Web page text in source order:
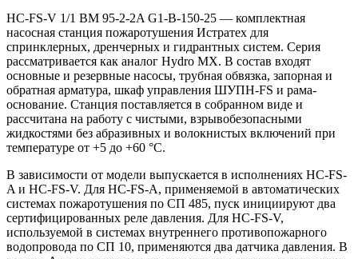
HC-FS-V 1/1 BM 95-2-2A G1-B-150-25 — комплектная
насосная станция пожаротушения Истратех для
спринклерных, дренчерных и гидрантных систем. Серия
рассматривается как аналог Hydro MX. В состав входят
основные и резервные насосы, трубная обвязка, запорная и
обратная арматура, шкаф управления ШУПН-FS и рама-
основание. Станция поставляется в собранном виде и
рассчитана на работу с чистыми, взрывобезопасными
жидкостями без абразивных и волокнистых включений при
температуре от +5 до +60 °С.
В зависимости от модели выпускается в исполнениях HC-FS-
A и HC-FS-V. Для HC-FS-A, применяемой в автоматических
системах пожаротушения по СП 485, пуск инициируют два
сертифицированных реле давления. Для HC-FS-V,
используемой в системах внутреннего противопожарного
водопровода по СП 10, применяются два датчика давления. В